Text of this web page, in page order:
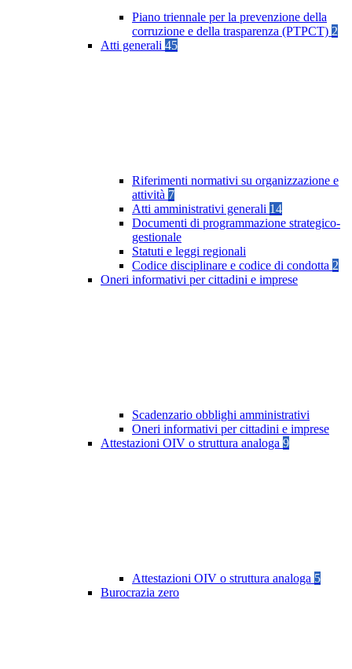
Piano triennale per la prevenzione della
corruzione e della trasparenza (PTPCT) 2
Atti generali 45
Riferimenti normativi su organizzazione e
attività 7
Atti amministrativi generali 14
Documenti di programmazione strategico-
gestionale
Statuti e leggi regionali
Codice disciplinare e codice di condotta 2
Oneri informativi per cittadini e imprese
Scadenzario obblighi amministrativi
Oneri informativi per cittadini e imprese
Attestazioni OIV o struttura analoga 9
Attestazioni OIV o struttura analoga 5
Burocrazia zero